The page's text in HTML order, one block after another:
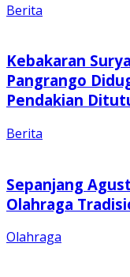
Berita
Kebakaran
Pangrango
Pendakian
Berita
Sepanjang
Olahraga
Olahraga